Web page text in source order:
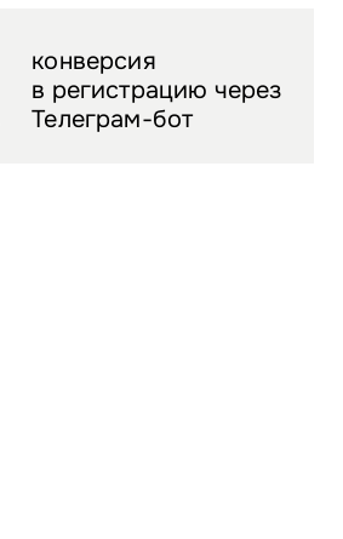
конверсия
в регистрацию через
Телеграм-бот